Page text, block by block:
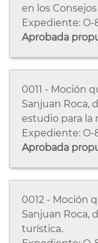
en los
Expediente: O-
Aprobada
0011 - Moción
Sanjuan Roca,
estudio para la
Expediente: O-
Aprobada
0012 - Moción
Sanjuan Roca,
turística.